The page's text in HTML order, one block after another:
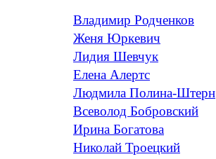
Владимир Родченков
Женя Юркевич
Лидия Шевчук
Елена Алертс
Людмила Полина-Штерн
Всеволод Бобровский
Ирина Богатова
Николай Троецкий